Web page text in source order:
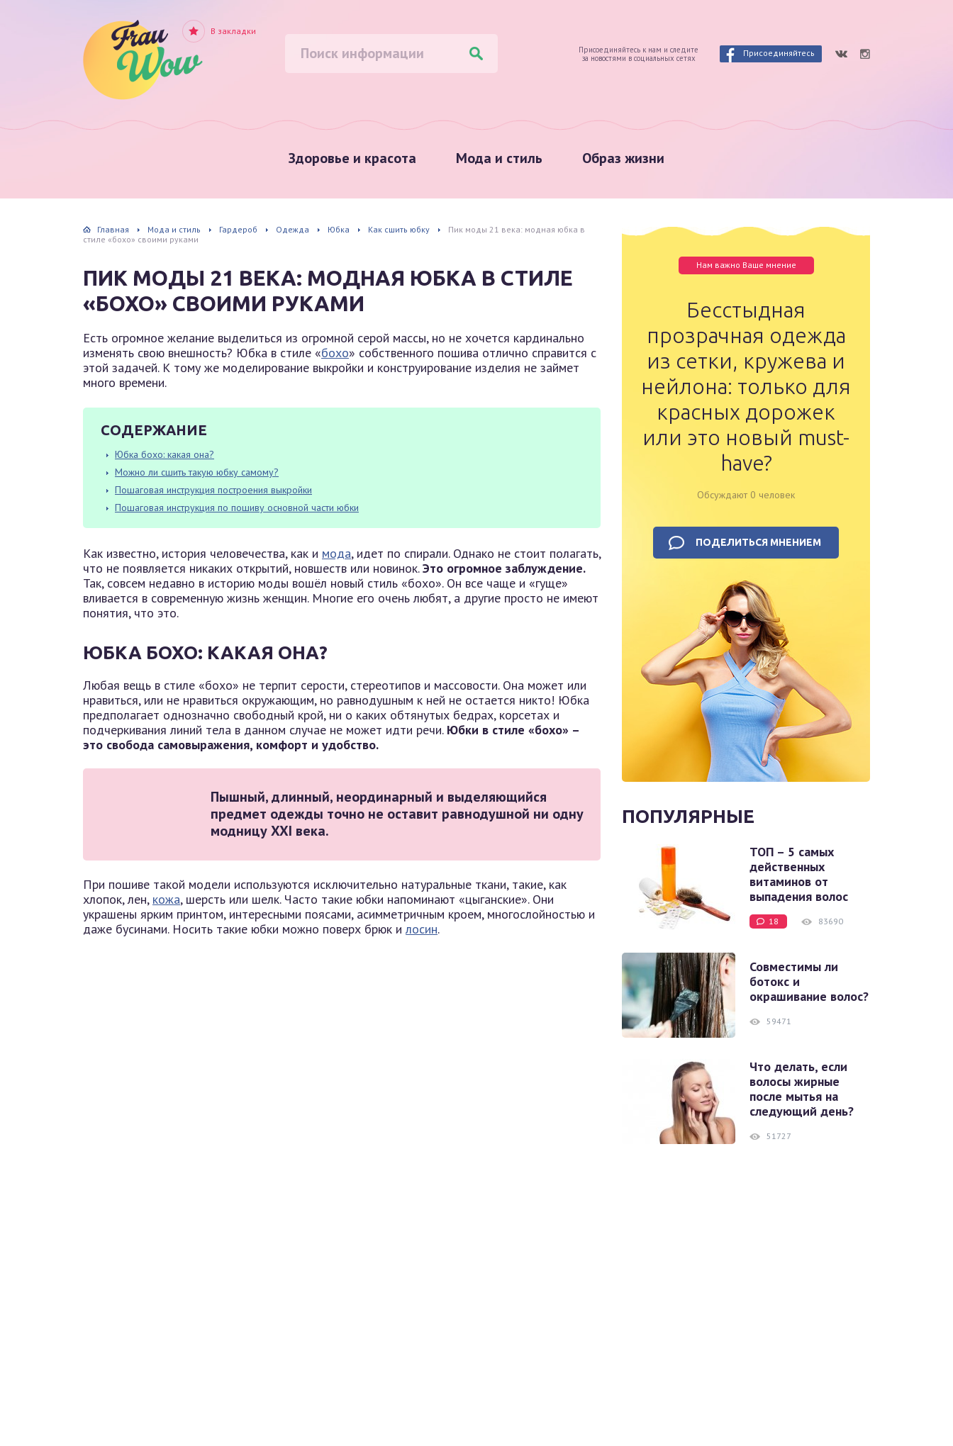
Здоровье и красота Мода и стиль Образ жизни
Присоединяйтесь к нам и следите
за новостями в социальных сетях
Присоединяйтесь
В закладки
Главная Мода и стиль Гардероб Одежда Юбка Как сшить юбку
Пик моды 21 века: модная юбка в
стиле «бохо» своими руками
ПИК МОДЫ 21 ВЕКА: МОДНАЯ ЮБКА В СТИЛЕ
«БОХО» СВОИМИ РУКАМИ
Есть огромное желание выделиться из огромной серой массы, но не хочется кардинально
изменять свою внешность? Юбка в стиле «бохо» собственного пошива отлично справится с
этой задачей. К тому же моделирование выкройки и конструирование изделия не займет
много времени.
СОДЕРЖАНИЕ
Юбка бохо: какая она?
Можно ли сшить такую юбку самому?
Пошаговая инструкция построения выкройки
Пошаговая инструкция по пошиву основной части юбки
Как известно, история человечества, как и мода, идет по спирали. Однако не стоит полагать,
что не появляется никаких открытий, новшеств или новинок.Это огромное заблуждение.
Так, совсем недавно в историю моды вошёл новый стиль «бохо». Он все чаще и «гуще»
вливается в современную жизнь женщин. Многие его очень любят, а другие просто не имеют
понятия, что это.
ЮБКА БОХО: КАКАЯ ОНА?
Любая вещь в стиле «бохо» не терпит серости, стереотипов и массовости. Она может или
нравиться, или не нравиться окружающим, но равнодушным к ней не остается никто! Юбка
предполагает однозначно свободный крой, ни о каких обтянутых бедрах, корсетах и
подчеркивания линий тела в данном случае не может идти речи. Юбки в стиле «бохо» –
это свобода самовыражения, комфорт и удобство.
Пышный, длинный, неординарный и выделяющийся
предмет одежды точно не оставит равнодушной ни одну
модницу XXI века.
При пошиве такой модели используются исключительно натуральные ткани, такие, как
хлопок, лен, кожа, шерсть или шелк. Часто такие юбки напоминают «цыганские». Они
украшены ярким принтом, интересными поясами, асимметричным кроем, многослойностью и
даже бусинами. Носить такие юбки можно поверх брюк илосин.
Нам важно Ваше мнение
Бесстыдная
прозрачная одежда
из сетки, кружева и
нейлона: только для
красных дорожек
или это новый must-
have?
Обсуждают 0 человек
ПОДЕЛИТЬСЯ МНЕНИЕМ
ПОПУЛЯРНЫЕ
ТОП – 5 самых
действенных
витаминов от
выпадения волос
18 83690
Совместимы ли
ботокс и
окрашивание волос?
59471
Что делать, если
волосы жирные
после мытья на
следующий день?
51727